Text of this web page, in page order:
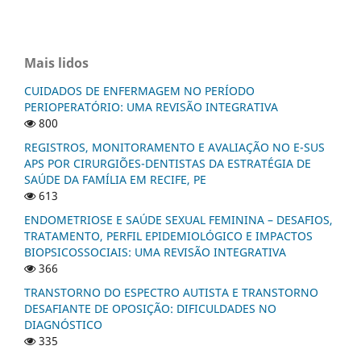
Mais lidos
CUIDADOS DE ENFERMAGEM NO PERÍODO
PERIOPERATÓRIO: UMA REVISÃO INTEGRATIVA
800
REGISTROS, MONITORAMENTO E AVALIAÇÃO NO E-SUS
APS POR CIRURGIÕES-DENTISTAS DA ESTRATÉGIA DE
SAÚDE DA FAMÍLIA EM RECIFE, PE
613
ENDOMETRIOSE E SAÚDE SEXUAL FEMININA – DESAFIOS,
TRATAMENTO, PERFIL EPIDEMIOLÓGICO E IMPACTOS
BIOPSICOSSOCIAIS: UMA REVISÃO INTEGRATIVA
366
TRANSTORNO DO ESPECTRO AUTISTA E TRANSTORNO
DESAFIANTE DE OPOSIÇÃO: DIFICULDADES NO
DIAGNÓSTICO
335